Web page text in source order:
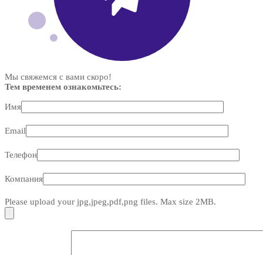
Мы свяжемся с вами скоро!
Тем временем ознакомьтесь:
Имя
Email
Телефон
Компания
Please upload your jpg,jpeg,pdf,png files. Max size 2MB.